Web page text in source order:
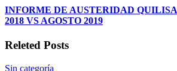
INFORME DE AUSTERIDAD
2018 VS AGOSTO 2019
Releted Posts
Sin categoría